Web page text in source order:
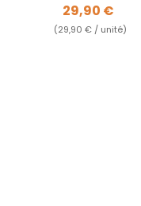
Prix
29,90 €
(29,90 € / unité)